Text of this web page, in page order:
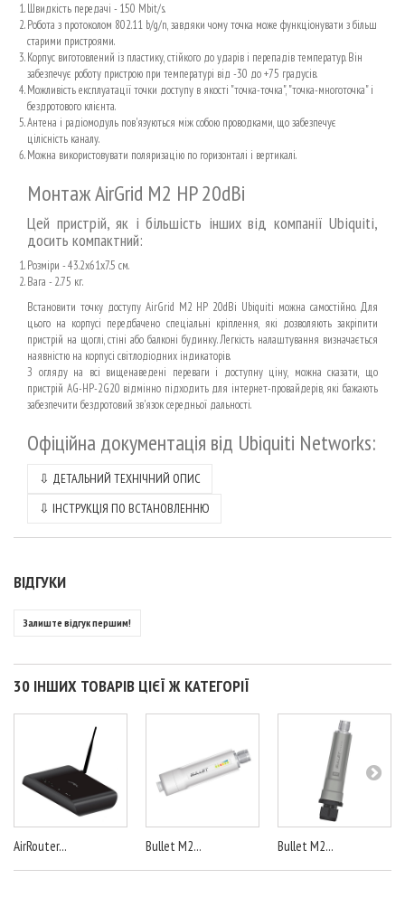
Швидкість передачі - 150 Mbit/s.
Робота з протоколом 802.11 b/g/n, завдяки чому точка може функціонувати з більш
старими пристроями.
Корпус виготовлений із пластику, стійкого до ударів і перепадів температур. Він
забезпечує роботу пристрою при температурі від -30 до +75 градусів.
Можливість експлуатації точки доступу в якості "точка-точка", "точка-многоточка" і
бездротового клієнта.
Антена і радіомодуль пов'язуються між собою проводками, що забезпечує
цілісність каналу.
Можна використовувати поляризацію по горизонталі і вертикалі.
Монтаж AirGrid M2 HP 20dBi
Цей пристрій, як і більшість інших від компанії Ubiquiti,
досить компактний:
Розміри - 43.2x61x7.5 см.
Вага - 2.75 кг.
Встановити точку доступу AirGrid M2 HP 20dBi Ubiquiti можна самостійно. Для
цього на корпусі передбачено спеціальні кріплення, які дозволяють закріпити
пристрій на щоглі, стіні або балконі будинку. Легкість налаштування визначається
наявністю на корпусі світлодіодних індикаторів.
З огляду на всі вищенаведені переваги і доступну ціну, можна сказати, що
пристрій AG-HP-2G20 відмінно підходить для інтернет-провайдерів, які бажають
забезпечити бездротовий зв'язок середньої дальності.
Офіційна документація від Ubiquiti Networks:
⇩ ДЕТАЛЬНИЙ ТЕХНІЧНИЙ ОПИС
⇩ ІНСТРУКЦІЯ ПО ВСТАНОВЛЕННЮ
ВІДГУКИ
Залиште відгук першим!
30 ІНШИХ ТОВАРІВ ЦІЄЇ Ж КАТЕГОРІЇ
AirRouter... Bullet M2... Bullet M2...